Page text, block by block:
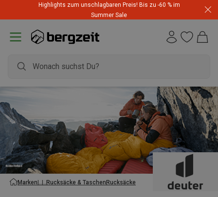
Highlights zum unschlagbaren Preis! Bis zu -60 % im
Summer Sale
Marken Rucksäcke & TaschenRucksäcke